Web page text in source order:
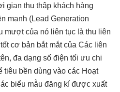
gian thu thập khách hàng
mạnh (Lead Generation
mượtcủa nó liên tục là thu liên
cơ bản bắt mắtcủa Các liên
đa dạng số điện tối ưu chi
tiêu bền dùng vào các Hoạt
biểu mẫu đăng kí được xuất